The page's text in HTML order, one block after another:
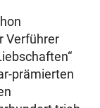
Verführer
prämierten